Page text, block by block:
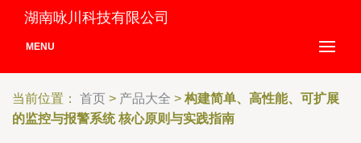
湖南咏川科技有限公司
MENU
当前位置： 首页 > 产品大全 > 构建简单、高性能、可扩展
的监控与报警系统 核心原则与实践指南